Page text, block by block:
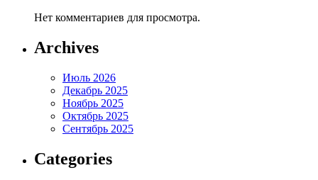
Нет комментариев для просмотра.
Archives
Июль 2026
Декабрь 2025
Ноябрь 2025
Октябрь 2025
Сентябрь 2025
Categories